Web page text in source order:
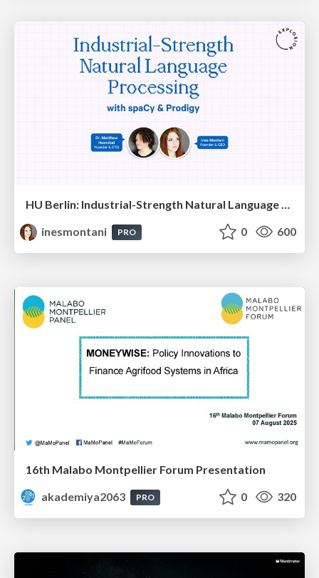
HU Berlin: Industrial-Strength Natural Language Processing with spaCy and Prodigy
inesmontani
PRO 0 600
16th Malabo Montpellier Forum Presentation
akademiya2063
PRO 0 320